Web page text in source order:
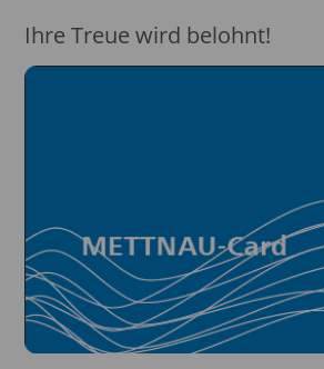
Ihre Treue wird belohnt!